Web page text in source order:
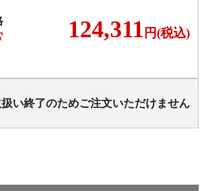
124,311 円(税込)
い終了のためご注文いただけません